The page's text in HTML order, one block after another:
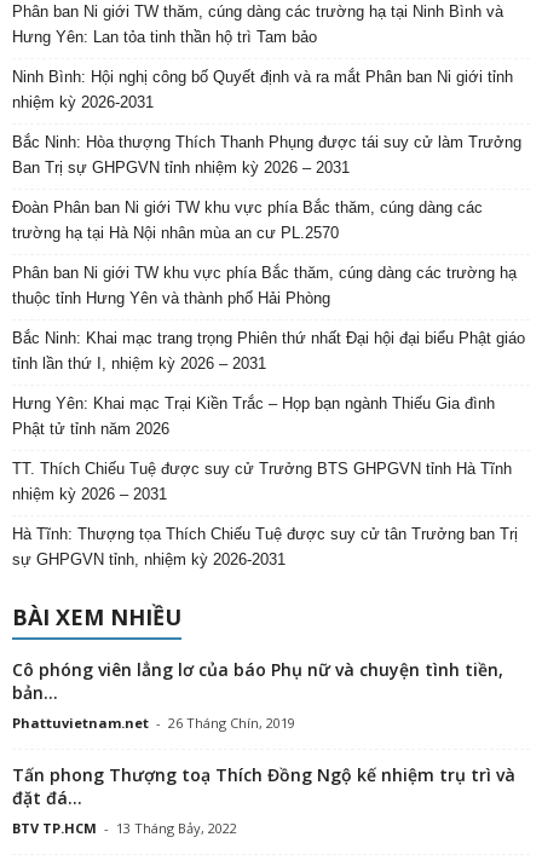
Phân ban Ni giới TW thăm, cúng dàng các trường hạ tại Ninh Bình và
Hưng Yên: Lan tỏa tinh thần hộ trì Tam bảo
Ninh Bình: Hội nghị công bố Quyết định và ra mắt Phân ban Ni giới tỉnh
nhiệm kỳ 2026-2031
Bắc Ninh: Hòa thượng Thích Thanh Phụng được tái suy cử làm Trưởng
Ban Trị sự GHPGVN tỉnh nhiệm kỳ 2026 – 2031
Đoàn Phân ban Ni giới TW khu vực phía Bắc thăm, cúng dàng các
trường hạ tại Hà Nội nhân mùa an cư PL.2570
Phân ban Ni giới TW khu vực phía Bắc thăm, cúng dàng các trường hạ
thuộc tỉnh Hưng Yên và thành phố Hải Phòng
Bắc Ninh: Khai mạc trang trọng Phiên thứ nhất Đại hội đại biểu Phật giáo
tỉnh lần thứ I, nhiệm kỳ 2026 – 2031
Hưng Yên: Khai mạc Trại Kiền Trắc – Họp bạn ngành Thiếu Gia đình
Phật tử tỉnh năm 2026
TT. Thích Chiếu Tuệ được suy cử Trưởng BTS GHPGVN tỉnh Hà Tĩnh
nhiệm kỳ 2026 – 2031
Hà Tĩnh: Thượng tọa Thích Chiếu Tuệ được suy cử tân Trưởng ban Trị
sự GHPGVN tỉnh, nhiệm kỳ 2026-2031
BÀI XEM NHIỀU
Cô phóng viên lẳng lơ của báo Phụ nữ và chuyện tình tiền,
bản...
Phattuvietnam.net - 26 Tháng Chín, 2019
Tấn phong Thượng toạ Thích Đồng Ngộ kế nhiệm trụ trì và
đặt đá...
BTV TP.HCM - 13 Tháng Bảy, 2022